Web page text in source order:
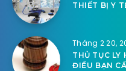
THIẾT BỊ Y
Tháng 2 20,
THỦ TỤC LY
ĐIỀU BẠN